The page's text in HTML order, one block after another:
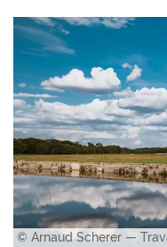
© Arnaud Scherer —